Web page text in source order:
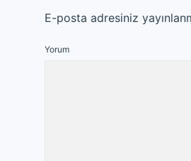
E-posta adresiniz
Yorum